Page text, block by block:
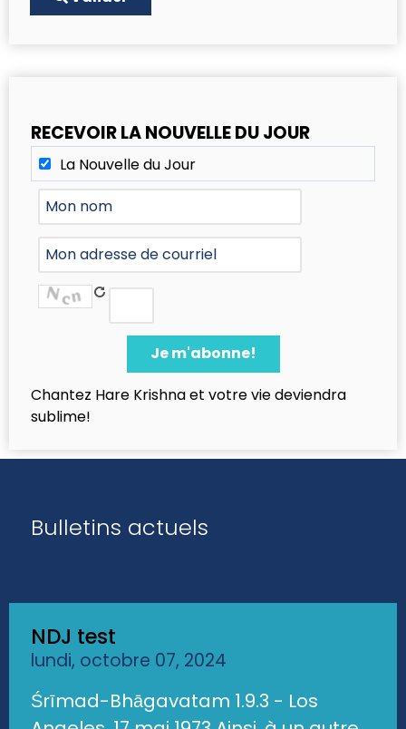
RECEVOIR LA NOUVELLE DU JOUR
La Nouvelle du Jour
Chantez Hare Krishna et votre vie deviendra
sublime!
Bulletins actuels
NDJ test
lundi, octobre 07, 2024
Śrīmad-Bhāgavatam 1.9.3 - Los